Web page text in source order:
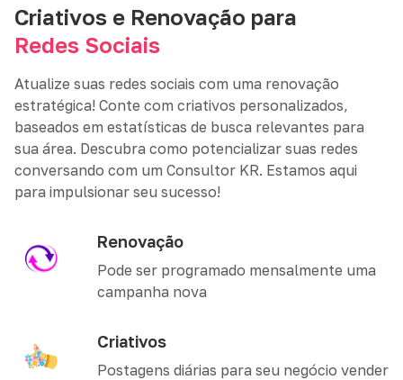
Criativos e Renovação para
Redes Sociais
Atualize suas redes sociais com uma renovação
estratégica! Conte com criativos personalizados,
baseados em estatísticas de busca relevantes para
sua área. Descubra como potencializar suas redes
conversando com um Consultor KR. Estamos aqui
para impulsionar seu sucesso!
Renovação
Pode ser programado mensalmente uma
campanha nova
Criativos
Postagens diárias para seu negócio vender